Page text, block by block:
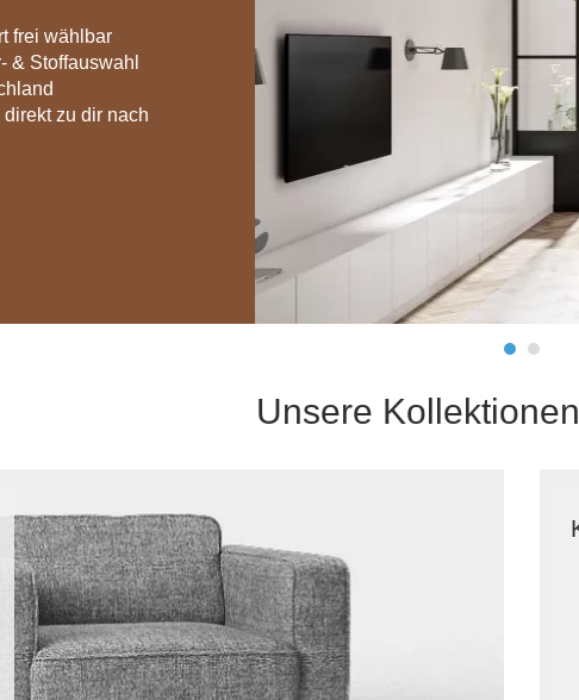
Sideboard
Highboard
Kommode
Sideboard aus Massivholz
Schiebetür als Raumteiler
Schiebetür vor einer
Schiebetür als
Schiebetür für
frei wählbar
& Stoffauswahl
zu dir nach
Unsere